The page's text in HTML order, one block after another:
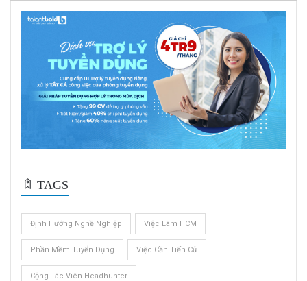
TAGS
Định Hướng Nghề Nghiệp Việc Làm HCM
Phần Mềm Tuyển Dụng Việc Cần Tiến Cử
Cộng Tác Viên Headhunter